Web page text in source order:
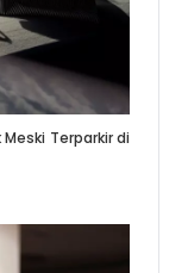
Terparkir di